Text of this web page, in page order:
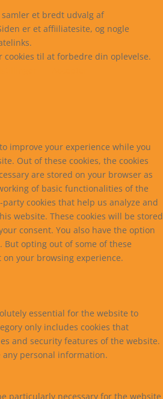
et bredt udvalg af
er et affiiliatesite, og nogle
cookies til at forbedre din oplevelse.
improve your experience while you
Out of these cookies, the cookies
are stored on your browser as
of basic functionalities of the
cookies that help us analyze and
website. These cookies will be stored
consent. You also have the option
But opting out of some of these
on your browsing experience.
essential for the website to
only includes cookies that
and security features of the website.
any personal information.
particularly necessary for the website